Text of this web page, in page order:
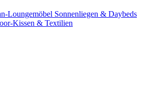
Loungemöbel Sonnenliegen & Daybeds
Kissen & Textilien